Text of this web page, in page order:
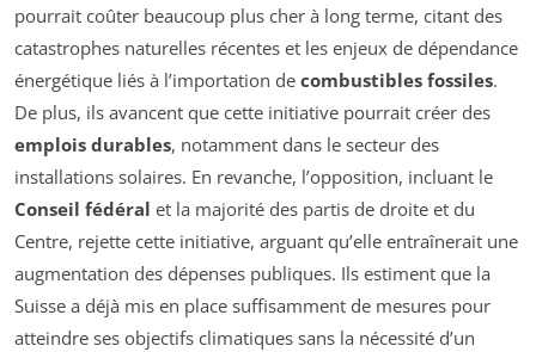
pourrait coûter beaucoup plus cher à long terme, citant des
catastrophes naturelles récentes et les enjeux de dépendance
énergétique liés à l’importation de combustibles fossiles.
De plus, ils avancent que cette initiative pourrait créer des
emplois durables, notamment dans le secteur des
installations solaires. En revanche, l’opposition, incluant le
Conseil fédéral et la majorité des partis de droite et du
Centre, rejette cette initiative, arguant qu’elle entraînerait une
augmentation des dépenses publiques. Ils estiment que la
Suisse a déjà mis en place suffisamment de mesures pour
atteindre ses objectifs climatiques sans la nécessité d’un